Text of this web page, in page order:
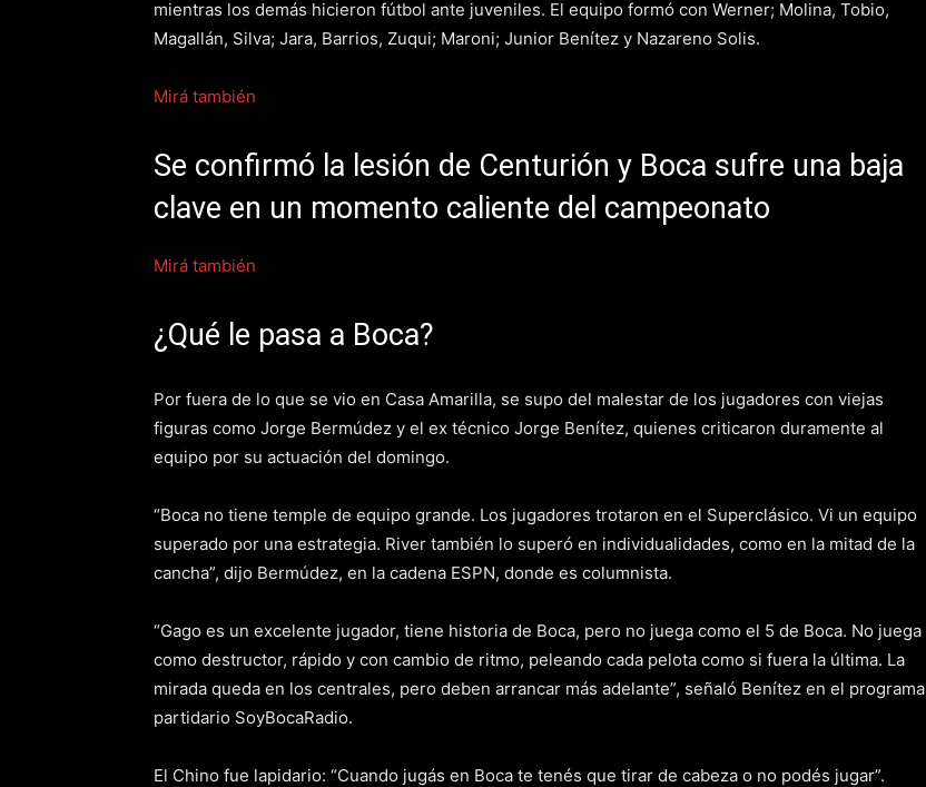
mientras los demás hicieron fútbol ante juveniles. El equipo formó con Werner; Molina, Tobio,
Magallán, Silva; Jara, Barrios, Zuqui; Maroni; Junior Benítez y Nazareno Solis.
Mirá también
Se confirmó la lesión de Centurión y Boca sufre una baja
clave en un momento caliente del campeonato
Mirá también
¿Qué le pasa a Boca?
Por fuera de lo que se vio en Casa Amarilla, se supo del malestar de los jugadores con viejas
figuras como Jorge Bermúdez y el ex técnico Jorge Benítez, quienes criticaron duramente al
equipo por su actuación del domingo.
“Boca no tiene temple de equipo grande. Los jugadores trotaron en el Superclásico. Vi un equipo
superado por una estrategia. River también lo superó en individualidades, como en la mitad de la
cancha”, dijo Bermúdez, en la cadena ESPN, donde es columnista.
“Gago es un excelente jugador, tiene historia de Boca, pero no juega como el 5 de Boca. No juega
como destructor, rápido y con cambio de ritmo, peleando cada pelota como si fuera la última. La
mirada queda en los centrales, pero deben arrancar más adelante”, señaló Benítez en el programa
partidario SoyBocaRadio.
El Chino fue lapidario: “Cuando jugás en Boca te tenés que tirar de cabeza o no podés jugar”.